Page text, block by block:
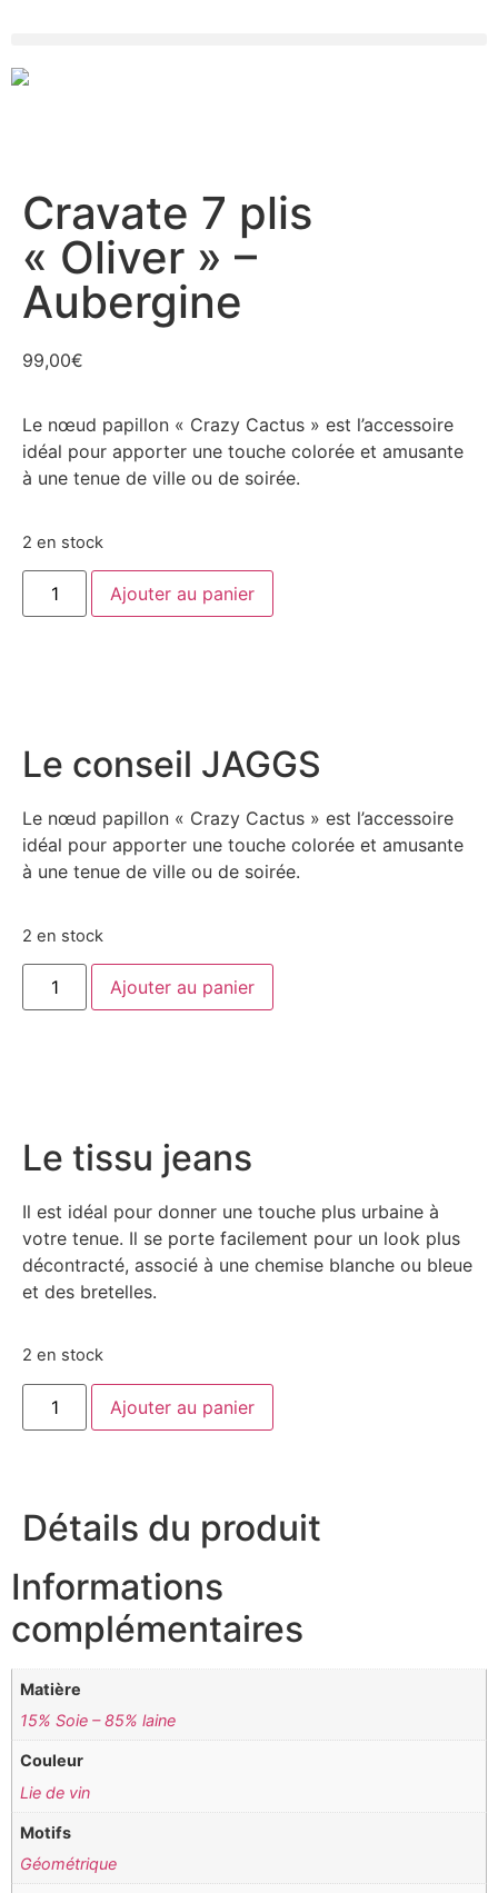
Cravate 7 plis
« Oliver » –
Aubergine
99,00€
Le nœud papillon « Crazy Cactus » est l’accessoire
idéal pour apporter une touche colorée et amusante
à une tenue de ville ou de soirée.
2 en stock
Ajouter au panier
Le conseil JAGGS
Le nœud papillon « Crazy Cactus » est l’accessoire
idéal pour apporter une touche colorée et amusante
à une tenue de ville ou de soirée.
2 en stock
Ajouter au panier
Le tissu jeans
Il est idéal pour donner une touche plus urbaine à
votre tenue. Il se porte facilement pour un look plus
décontracté, associé à une chemise blanche ou bleue
et des bretelles.
2 en stock
Ajouter au panier
Détails du produit
Informations
complémentaires
Matière
15% Soie – 85% laine
Couleur
Lie de vin
Motifs
Géométrique